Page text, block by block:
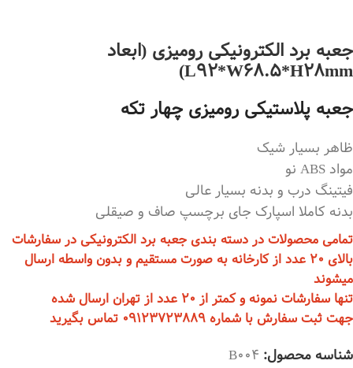
جعبه برد الکترونیکی رومیزی (ابعاد
L92*W68.5*H28mm)
جعبه پلاستیکی رومیزی چهار تکه
ظاهر بسیار شیک
مواد ABS نو
فیتینگ درب و بدنه بسیار عالی
بدنه کاملا اسپارک جای برچسپ صاف و صیقلی
تمامی محصولات در دسته بندی جعبه برد الکترونیکی در سفارشات
بالای 20 عدد از کارخانه به صورت مستقیم و بدون واسطه ارسال
میشوند
تنها سفارشات نمونه و کمتر از 20 عدد از تهران ارسال شده
جهت ثبت سفارش با شماره 09123723889 تماس بگیرید
شناسه محصول: B004